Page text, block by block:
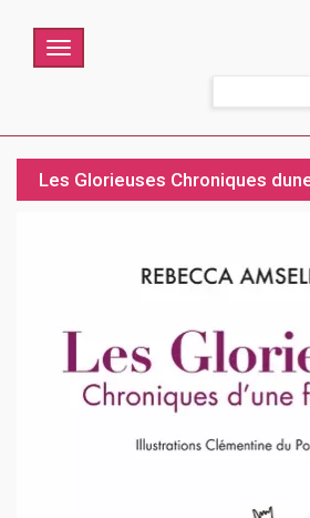
Menu
Les Glorieuses Chroniques